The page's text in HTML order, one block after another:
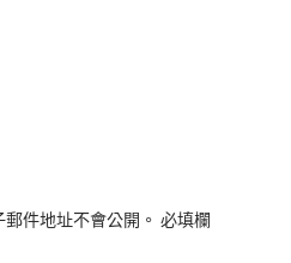
件地址不會公開。 必填欄